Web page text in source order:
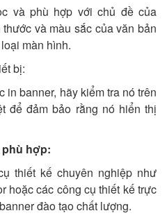
và phù hợp với chủ đề của
và màu sắc của văn bản
màn hình.
bị:
banner, hãy kiểm tra nó trên
để đảm bảo rằng nó hiển thị
hợp:
kế chuyên nghiệp như
hoặc các công cụ thiết kế trực
đào tạo chất lượng.